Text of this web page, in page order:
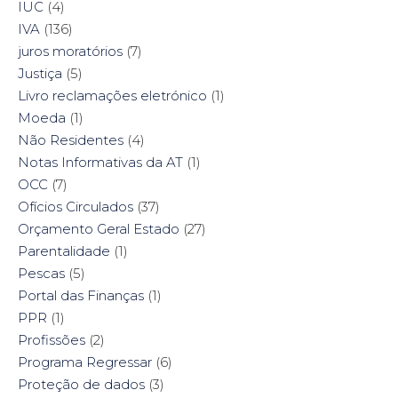
IUC (4)
IVA (136)
juros moratórios (7)
Justiça (5)
Livro reclamações eletrónico (1)
Moeda (1)
Não Residentes (4)
Notas Informativas da AT (1)
OCC (7)
Ofícios Circulados (37)
Orçamento Geral Estado (27)
Parentalidade (1)
Pescas (5)
Portal das Finanças (1)
PPR (1)
Profissões (2)
Programa Regressar (6)
Proteção de dados (3)